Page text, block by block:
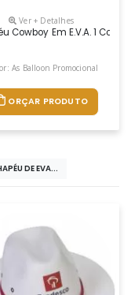
Fita Não Incluída.
Ver + Detalhes
Cowboy Em E.v.a. 1 Cor
As Balloon Promocional
ORÇAR PRODUTO
DE EVA...